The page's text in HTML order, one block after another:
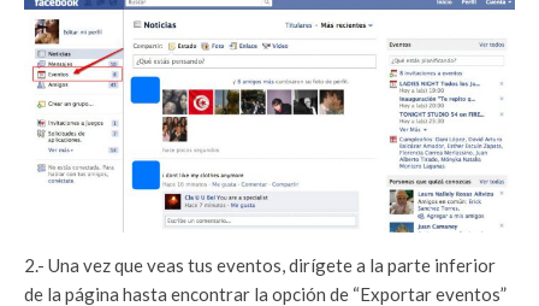
2.- Una vez que veas tus eventos, dirígete a la parte inferior
de la página hasta encontrar la opción de “Exportar eventos”